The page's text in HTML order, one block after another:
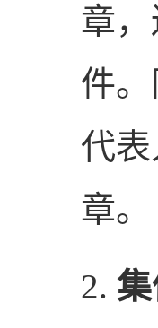
章
件
代
章。
2. 集